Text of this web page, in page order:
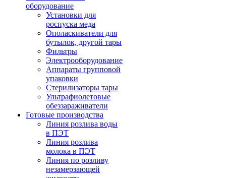
оборудование
Установки для
роспуска меда
Ополаскиватели для
бутылок, другой тары
Фильтры
Электрооборудование
Аппараты групповой
упаковки
Стерилизаторы тары
Ультрафиолетовые
обеззараживатели
Готовые производства
Линия розлива воды
в ПЭТ
Линия розлива
молока в ПЭТ
Линия по розливу
незамерзающей